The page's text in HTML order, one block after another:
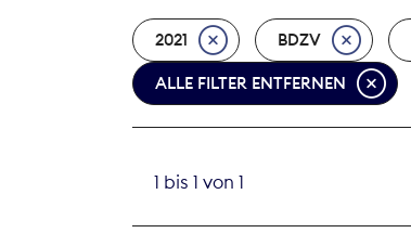
2021 BDZV
ALLE FILTER ENTFERNEN
1 bis 1 von 1